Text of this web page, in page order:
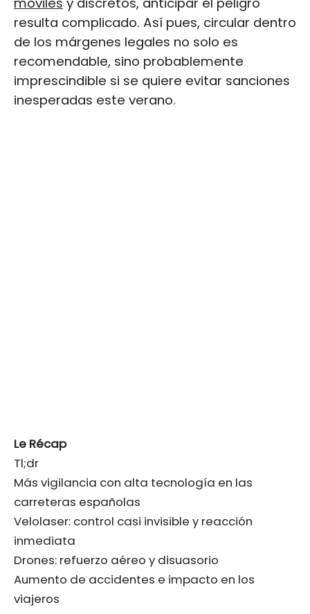
resulta complicado. Así pues, circular dentro
de los márgenes legales no solo es
recomendable, sino probablemente
imprescindible si se quiere evitar sanciones
inesperadas este verano.
Le Récap
Tl;dr
Más vigilancia con alta tecnología en las
carreteras españolas
Velolaser: control casi invisible y reacción
inmediata
Drones: refuerzo aéreo y disuasorio
Aumento de accidentes e impacto en los
viajeros